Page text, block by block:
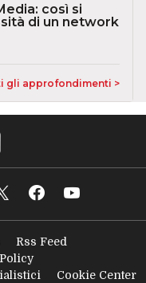
così si
di un network
gli approfondimenti >
Rss Feed
Cookie Center